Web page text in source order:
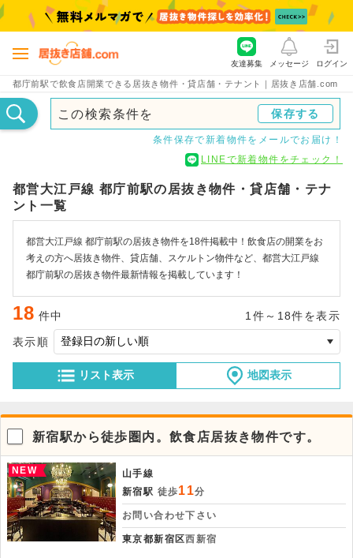
都庁前駅で飲食店開業できる居抜き物件・貸店舗・テナント｜居抜き店舗.com
友達募集 メッセージ ログイン
この検索条件を 保存する
条件保存で新着物件をメールでお届け！
LINEで新着物件をチェック！
都営大江戸線 都庁前駅の居抜き物件・貸店舗・テナ
ント一覧
都営大江戸線 都庁前駅の居抜き物件を18件掲載中！飲食店の開業をお
考えの方へ居抜き物件、貸店舗、スケルトン物件など、都営大江戸線
都庁前駅の居抜き物件最新情報を掲載しています！
18 件中 1件～18件を表示
リスト表示 地図表示
表示順
新宿駅から徒歩圏内。飲食店居抜き物件です。
NEW
山手線
新宿駅 徒歩11分
お問い合わせ下さい
東京都新宿区西新宿